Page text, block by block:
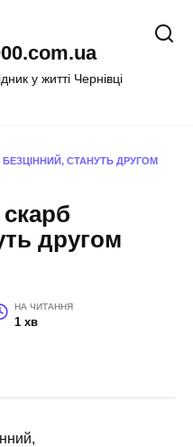
у житті Чернівці
СТАНУТЬ ДРУГОМ
другом
НА ЧИТАННЯ
1 хв